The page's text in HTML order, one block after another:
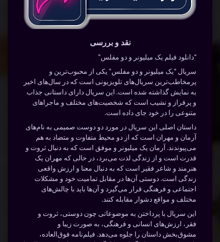
نقد و بررسی
“دانلود فیلم یک میلیونر و دو مفلس”
سریال “یک میلیونر و دو مفلس” یکی از محبوب‌ترین و
پرمخاطب‌ترین سریال‌های تلویزیونی است که در سال‌های اخیر
به نمایش گذاشته شده است. این سریال دارای داستانی جذاب
و پرفراز و نشیب است که شخصیت‌های مختلف و ماجراهای
متنوعی را در خود جای داده است.
داستان اصلی این سریال در مورد دو دوست صمیمی به نام‌های
آرمان و مهران است که از دو محیط متفاوت و متضاد به هم
می‌پیوندند. آرمان یک میلیونر و موفق است که به دنبال ثروت و
قدرت است و از زندگی لذت می‌برد، در حالی که مهران یک
هنرمند و شاعر فقیر است که به دنبال معنا و ارزش واقعی
زندگی است. دوستی آن‌ها در مقابل تمامیت خود و مشکلات
اجتماعی و فرهنگی قرار می‌گیرد و آن‌ها باید با چالش‌های
مختلف و مواقع دشوار مقابله کنند.
این سریال با پرداختن به موضوعاتی چون دوستی، ثروت و
فقر، ارزش‌های انسانی و فرهنگی، به صورت زیبا و
مشوق‌بخش داستان را جلوه می‌دهد. فیلم‌نامه فوق‌العاده،